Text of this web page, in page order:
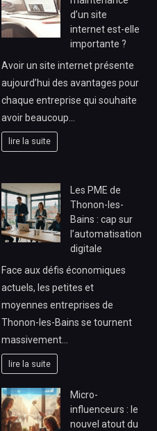
d’un site
internet est-elle
importante ?
Avoir un site internet présente
aujourd’hui des avantages pour
chaque entreprise qui souhaite
avoir beaucoup…
lire la suite
Les PME de
Thonon-les-
Bains : cap sur
l’automatisation
digitale
Face aux défis économiques
actuels, les petites et
moyennes entreprises de
Thonon-les-Bains se tournent
massivement…
lire la suite
Micro-
influenceurs : le
nouvel atout du